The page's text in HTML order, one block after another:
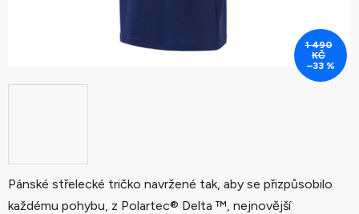
Pánské střelecké tričko navržené tak, aby se přizpůsobilo
každému pohybu, z Polartec® Delta ™, nejnovější
1 490
KČ
–33 %